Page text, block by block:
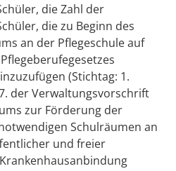
die Zahl der
die zu Beginn des
an der Pflegeschule auf
(Stichtag: 1.
der Verwaltungsvorschrift
zur Förderung der
Schulräumen an
und freier